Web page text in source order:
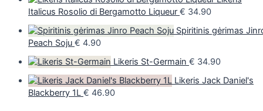
Italicus Rosolio di Bergamotto Liqueur € 34.90
Spiritinis gėrimas
Peach Soju € 4.90
Likeris St-Germain € 34.90
Likeris Jack Daniel's
Blackberry 1L € 46.90